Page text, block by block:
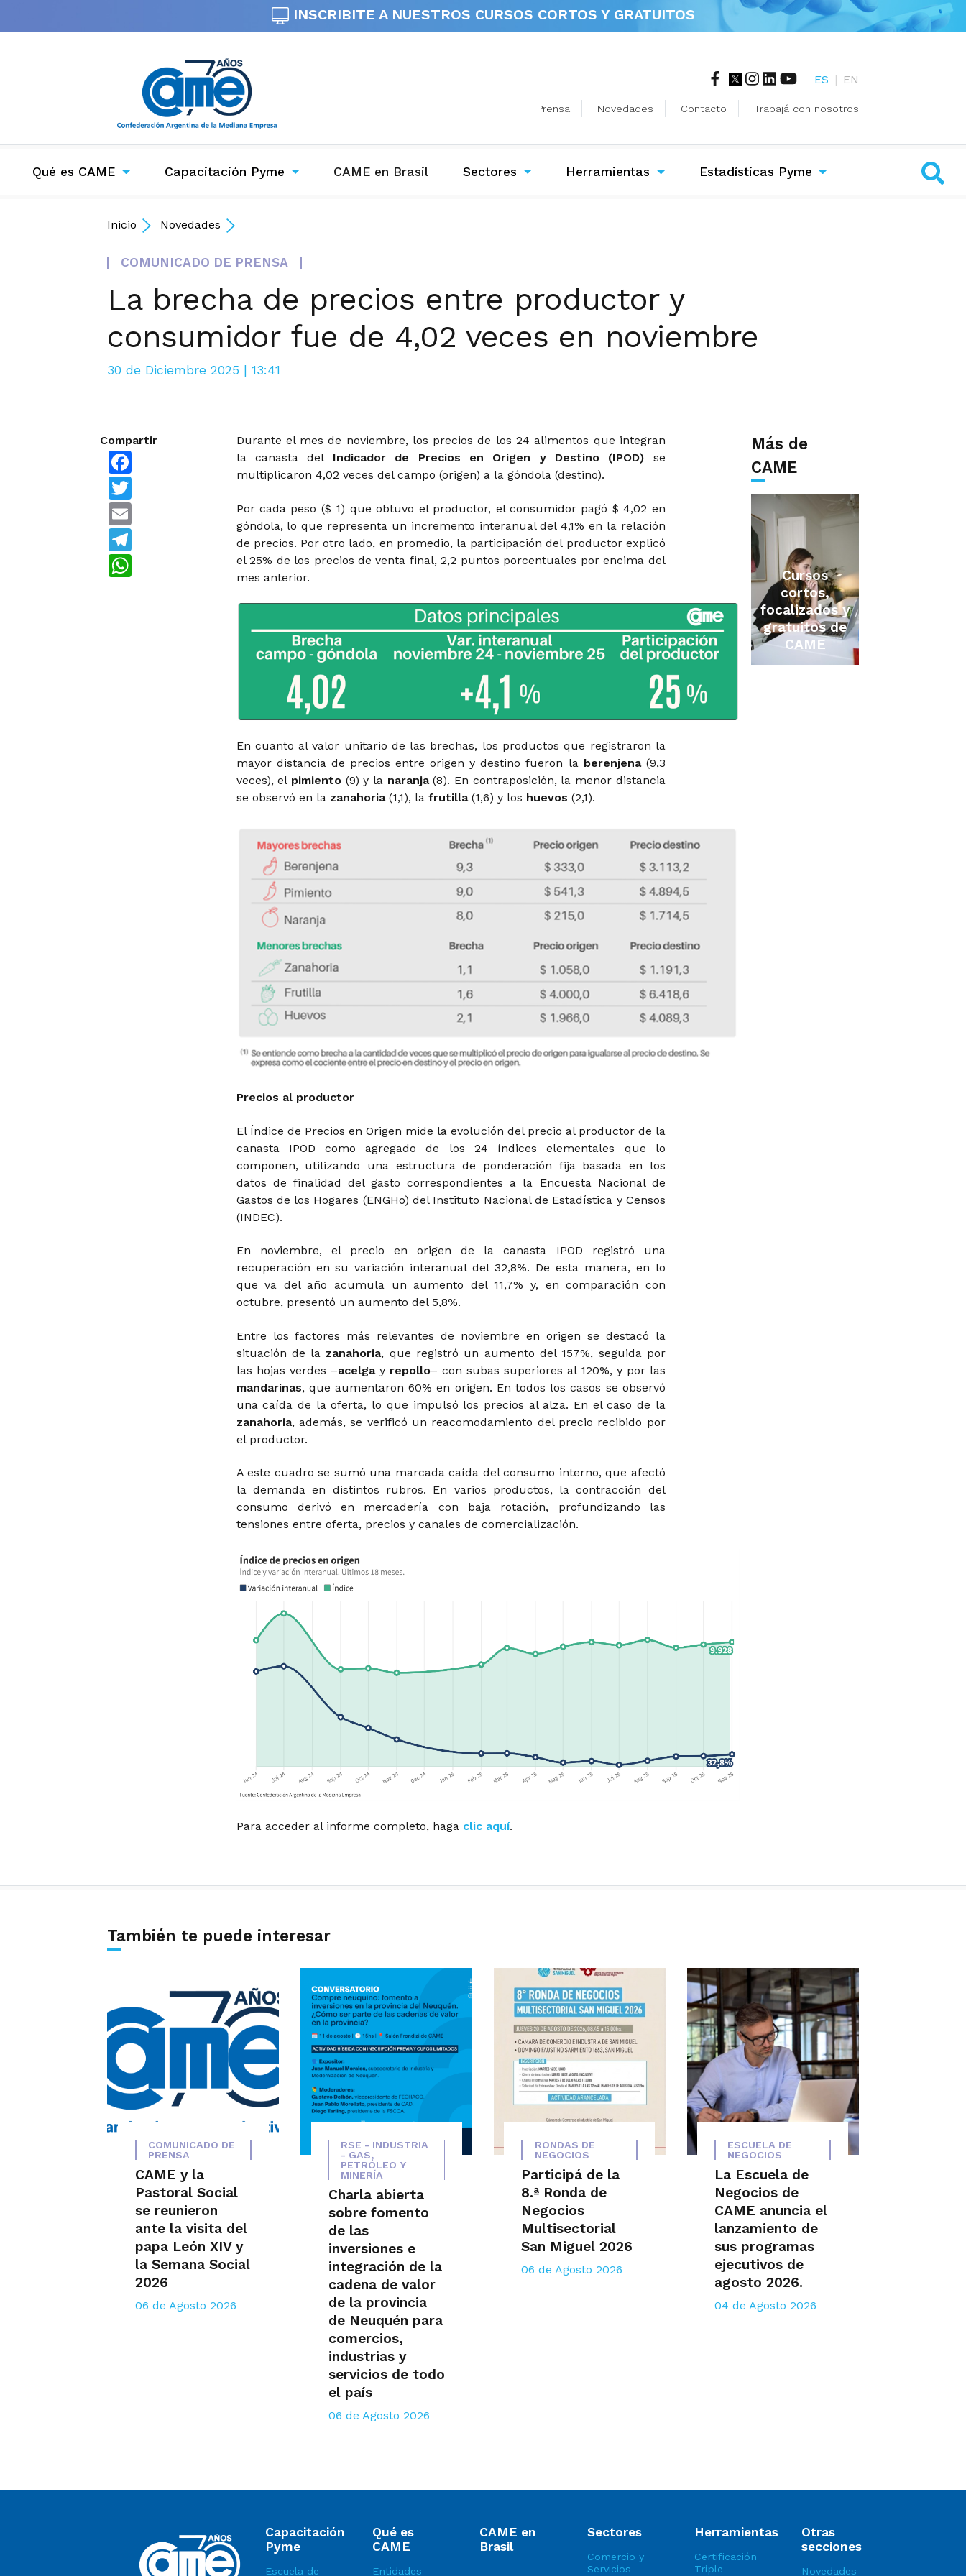
INSCRIBITE A NUESTROS CURSOS CORTOS Y GRATUITOS
ES | EN
Prensa Novedades Contacto Trabajá con nosotros
Qué es CAME Capacitación Pyme CAME en Brasil(current)Sectores Herramientas Estadísticas Pyme
Inicio Novedades
COMUNICADO DE PRENSA
La brecha de precios entre productor y
consumidor fue de 4,02 veces en noviembre
30 de Diciembre 2025 | 13:41
Compartir
Durante el mes de noviembre, los precios de los 24 alimentos que integran
la canasta del Indicador de Precios en Origen y Destino (IPOD) se
multiplicaron 4,02 veces del campo (origen) a la góndola (destino).
Por cada peso ($ 1) que obtuvo el productor, el consumidor pagó $ 4,02 en
góndola, lo que representa un incremento interanual del 4,1% en la relación
de precios. Por otro lado, en promedio, la participación del productor explicó
el 25% de los precios de venta final, 2,2 puntos porcentuales por encima del
mes anterior.
En cuanto al valor unitario de las brechas, los productos que registraron la
mayor distancia de precios entre origen y destino fueron la berenjena(9,3
veces), el pimiento(9) y la naranja(8). En contraposición, la menor distancia
se observó en la zanahoria(1,1), la frutilla(1,6) y los huevos (2,1).
Precios al productor
El Índice de Precios en Origen mide la evolución del precio al productor de la
canasta IPOD como agregado de los 24 índices elementales que lo
componen, utilizando una estructura de ponderación fija basada en los
datos de finalidad del gasto correspondientes a la Encuesta Nacional de
Gastos de los Hogares (ENGHo) del Instituto Nacional de Estadística y Censos
(INDEC).
En noviembre, el precio en origen de la canasta IPOD registró una
recuperación en su variación interanual del 32,8%. De esta manera, en lo
que va del año acumula un aumento del 11,7% y, en comparación con
octubre, presentó un aumento del 5,8%.
Entre los factores más relevantes de noviembre en origen se destacó la
situación de la zanahoria, que registró un aumento del 157%, seguida por
las hojas verdes –acelgay repollo– con subas superiores al 120%, y por las
mandarinas, que aumentaron 60% en origen. En todos los casos se observó
una caída de la oferta, lo que impulsó los precios al alza. En el caso de la
zanahoria, además, se verificó un reacomodamiento del precio recibido por
el productor.
A este cuadro se sumó una marcada caída del consumo interno, que afectó
la demanda en distintos rubros. En varios productos, la contracción del
consumo derivó en mercadería con baja rotación, profundizando las
tensiones entre oferta, precios y canales de comercialización.
Para acceder al informe completo, haga clic aquí.
Más de
CAME
Cursos
cortos,
focalizados y
gratuitos de
CAME
También te puede interesar
COMUNICADO DE
PRENSA
CAME y la
Pastoral Social
se reunieron
ante la visita del
papa León XIV y
la Semana Social
2026
06 de Agosto 2026
RSE - INDUSTRIA
- GAS,
PETRÓLEO Y
MINERÍA
Charla abierta
sobre fomento
de las
inversiones e
integración de la
cadena de valor
de la provincia
de Neuquén para
comercios,
industrias y
servicios de todo
el país
06 de Agosto 2026
RONDAS DE
NEGOCIOS
Participá de la
8.ª Ronda de
Negocios
Multisectorial
San Miguel 2026
06 de Agosto 2026
ESCUELA DE
NEGOCIOS
La Escuela de
Negocios de
CAME anuncia el
lanzamiento de
sus programas
ejecutivos de
agosto 2026.
04 de Agosto 2026
Capacitación
Pyme
Escuela de
Qué es
CAME
Entidades
CAME en
Brasil
Sectores
Comercio y
Servicios
Herramientas
Certificación
Triple
Otras
secciones
Novedades